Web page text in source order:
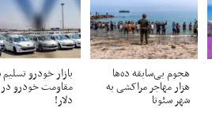
هجوم بی‌سابقه ده‌ها
هزار مهاجر مراکشی به
شهر سئوتا
بازار خودرو
مقاومت خودرو در
دلار!